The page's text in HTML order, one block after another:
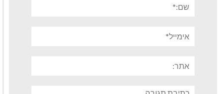
תגובה